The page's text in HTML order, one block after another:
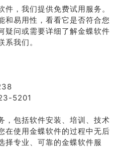
，我们提供免费试用服务。
和易用性，看看它是否符合您
疑问或需要详细了解金蝶软件
我们。
5201
，包括软件安装、培训、技术
在使用金蝶软件的过程中无后
择专业、可靠的金蝶软件服